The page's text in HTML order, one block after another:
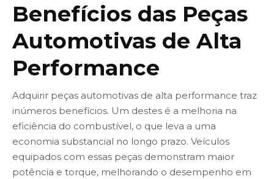
Benefícios das Peças
Automotivas de Alta
Performance
Adquirir peças automotivas de alta performance traz
inúmeros benefícios. Um destes é a melhoria na
eficiência do combustível, o que leva a uma
economia substancial no longo prazo. Veículos
equipados com essas peças demonstram maior
potência e torque, melhorando o desempenho em